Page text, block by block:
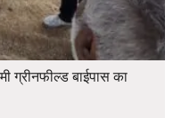
ग्रीनफील्ड बाईपास का